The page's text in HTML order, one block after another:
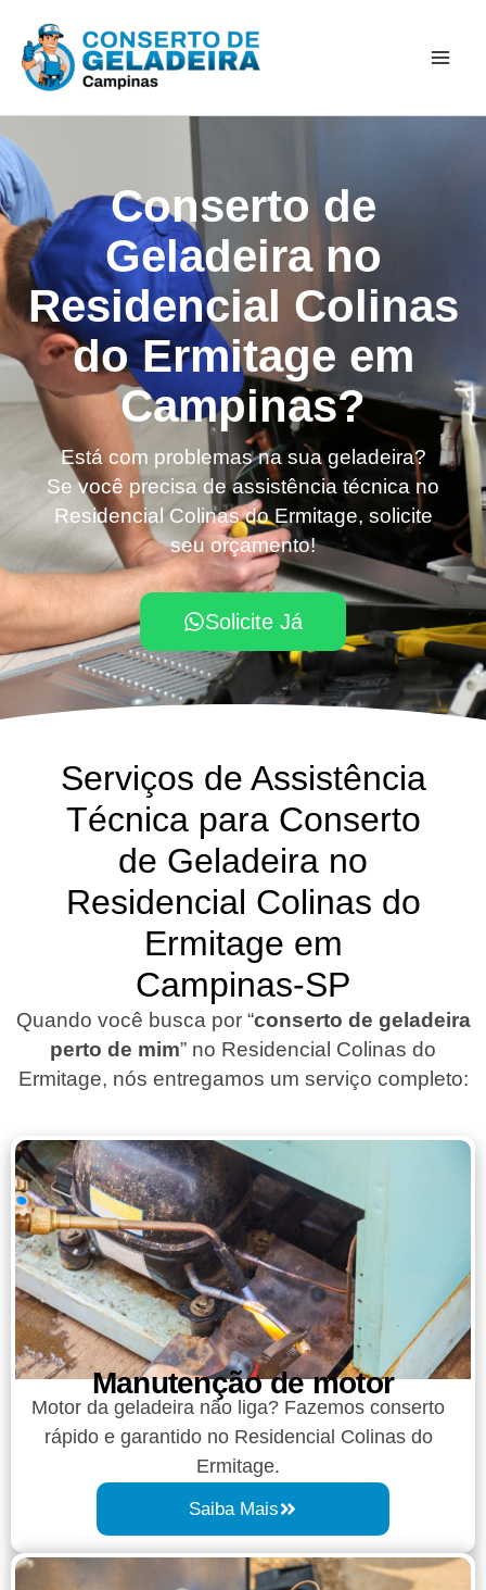
para
Conserto de
Geladeira no
Residencial Colinas
do Ermitage em
Campinas?
Está com problemas na sua geladeira?
Se você precisa de assistência técnica no
Residencial Colinas do Ermitage, solicite
seu orçamento!
Solicite Já
Serviços de Assistência
Técnica para Conserto
de Geladeira no
Residencial Colinas do
Ermitage em
Campinas-SP
Quando você busca por “conserto de geladeira
perto de mim” no Residencial Colinas do
Ermitage, nós entregamos um serviço completo:
Manutenção de motor
Motor da geladeira não liga? Fazemos conserto
rápido e garantido no Residencial Colinas do
Ermitage.
Saiba Mais